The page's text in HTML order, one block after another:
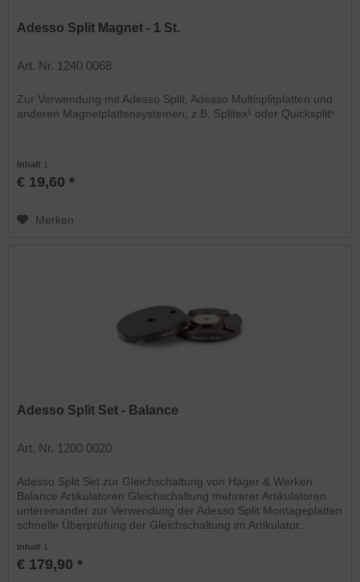
Adesso Split Magnet - 1 St.
Art. Nr. 1240 0068
Zur Verwendung mit Adesso Split, Adesso Multisplitplatten und
anderen Magnetplattensystemen, z.B. Splitex¹ oder Quicksplit⁶.
Inhalt 1
€ 19,60 *
Merken
Adesso Split Set - Balance
Art. Nr. 1200 0020
Adesso Split Set zur Gleichschaltung von Hager & Werken
Balance Artikulatoren Gleichschaltung mehrerer Artikulatoren
untereinander zur Verwendung der Adesso Split Montageplatten
schnelle Überprüfung der Gleichschaltung im Artikulator...
Inhalt 1
€ 179,90 *